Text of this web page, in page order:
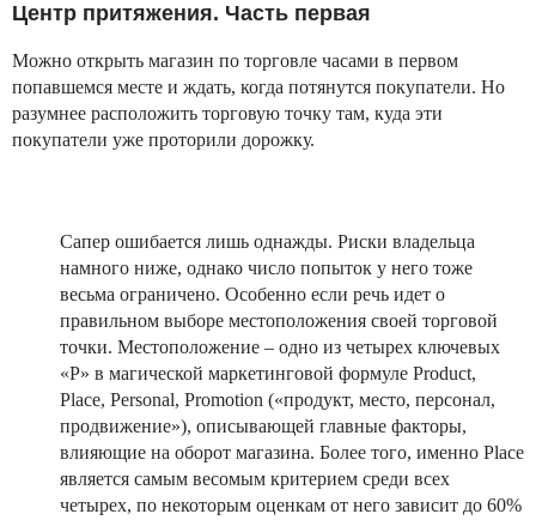
Центр притяжения. Часть первая
Можно открыть магазин по торговле часами в первом
попавшемся месте и ждать, когда потянутся покупатели. Но
разумнее расположить торговую точку там, куда эти
покупатели уже проторили дорожку.
Сапер ошибается лишь однажды. Риски владельца
намного ниже, однако число попыток у него тоже
весьма ограничено. Особенно если речь идет о
правильном выборе местоположения своей торговой
точки. Местоположение – одно из четырех ключевых
«Р» в магической маркетинговой формуле Product,
Place, Personal, Promotion («продукт, место, персонал,
продвижение»), описывающей главные факторы,
влияющие на оборот магазина. Более того, именно Place
является самым весомым критерием среди всех
четырех, по некоторым оценкам от него зависит до 60%